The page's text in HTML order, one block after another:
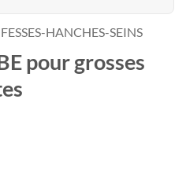
FESSES-HANCHES-SEINS
pour grosses